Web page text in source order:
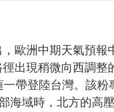
歐洲中期天氣預報
出現稍微向西調整
帶登陸台灣。該粉
海域時，北方的高